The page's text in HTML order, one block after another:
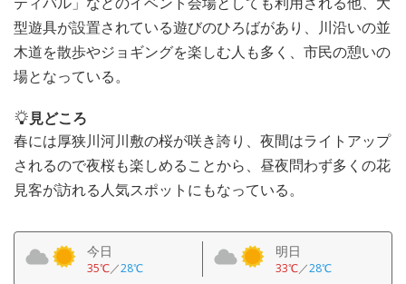
型遊具が設置されている遊びのひろばがあり、川沿いの並
木道を散歩やジョギングを楽しむ人も多く、市民の憩いの
場となっている。
見どころ
春には厚狭川河川敷の桜が咲き誇り、夜間はライトアップ
されるので夜桜も楽しめることから、昼夜問わず多くの花
見客が訪れる人気スポットにもなっている。
今日
35℃／28℃
明日
33℃／28℃